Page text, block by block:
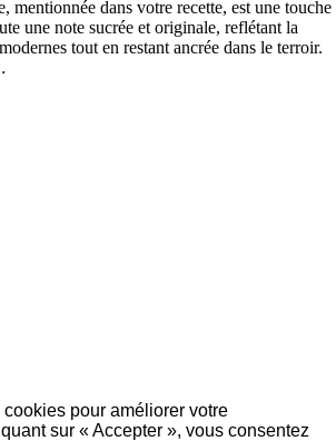
mentionnée dans votre recette, est une touche
une note sucrée et originale, reflétant la
tout en restant ancrée dans le terroir.
pour améliorer votre
sur « Accepter », vous consentez